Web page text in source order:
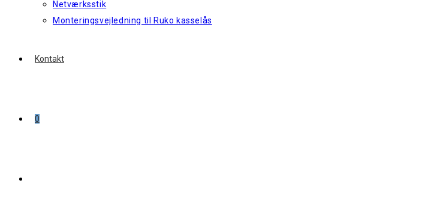
Netværksstik
Monteringsvejledning til Ruko kasselås
Kontakt
0